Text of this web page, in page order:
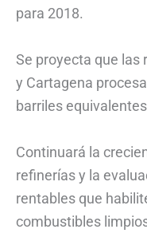
para 2018.
Se proyecta que las
y Cartagena
barriles
Continuará la
refinerías y la
rentables que
combustibles